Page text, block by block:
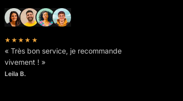
★★★★★
« Très bon service, je recommande
vivement ! »
Leila B.